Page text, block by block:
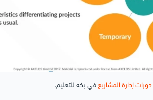
دورات إدارة المشاريع في بكه للتعليم.